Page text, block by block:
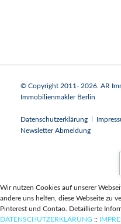
© Copyright 2011- 2026. AR
Immobilienmakler Berlin
Navigation
überspringen
Datenschutzerklärung
Newsletter Abmeldung
Wir nutzen Cookies auf unserer
andere uns helfen, diese Webseite zu
Pinterest und Contao. Detaillierte
DATENSCHUTZERKLÄRUNG ::